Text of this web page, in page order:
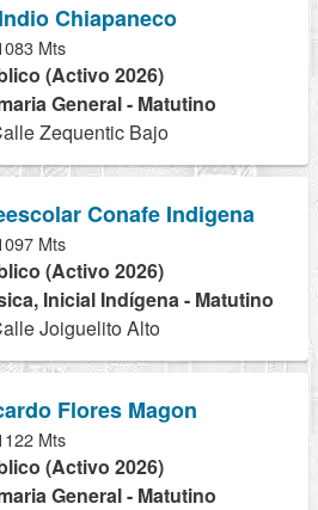
Chiapaneco
Mts
(Activo 2026)
General - Matutino
Zequentic Bajo
Conafe Indigena
Mts
(Activo 2026)
Inicial Indígena - Matutino
Joiguelito Alto
Flores Magon
Mts
(Activo 2026)
General - Matutino